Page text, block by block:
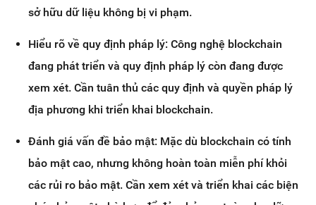
sở hữu dữ liệu không bị vi phạm.
Hiểu rõ về quy định pháp lý: Công nghệ blockchain
đang phát triển và quy định pháp lý còn đang được
xem xét. Cần tuân thủ các quy định và quyền pháp lý
địa phương khi triển khai blockchain.
Đánh giá vấn đề bảo mật: Mặc dù blockchain có tính
bảo mật cao, nhưng không hoàn toàn miễn phí khỏi
các rủi ro bảo mật. Cần xem xét và triển khai các biện